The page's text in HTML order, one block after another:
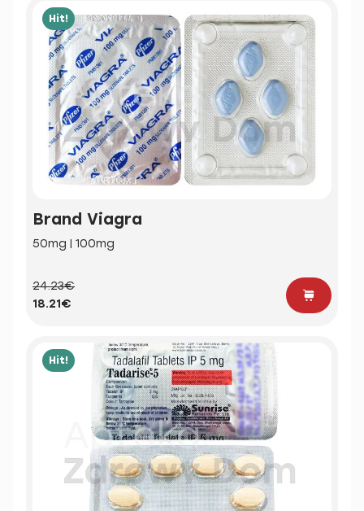
Hit!
Brand Viagra
50mg | 100mg
24.23€
18.21€
Hit!